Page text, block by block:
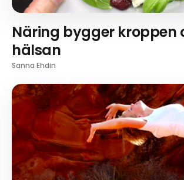
Näring bygger kroppen
hälsan
Sanna Ehdin